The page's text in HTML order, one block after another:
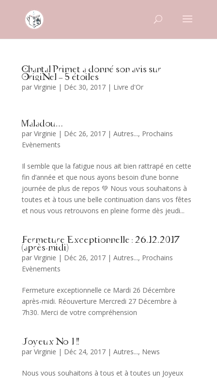
Chantal Primet a donné son avis sur
OrigiNel – 5 étoiles
par Virginie | Déc 30, 2017| Livre d'Or
Maladou…
par Virginie | Déc 26, 2017| Autres..., Prochains
Evènements
Il semble que la fatigue nous ait bien rattrapé en cette
fin d’année et que nous ayons besoin d’une bonne
journée de plus de repos 💚 Nous vous souhaitons à
toutes et à tous une belle continuation dans vos fêtes
et nous vous retrouvons en pleine forme dès jeudi...
Fermeture Exceptionnelle : 26.12.2017
(après-midi)
par Virginie | Déc 26, 2017| Autres..., Prochains
Evènements
Fermeture exceptionnelle ce Mardi 26 Décembre
après-midi. Réouverture Mercredi 27 Décembre à
7h30. Merci de votre compréhension
Joyeux Noël !!
par Virginie | Déc 24, 2017| Autres..., News
Nous vous souhaitons à tous et à toutes un Joyeux